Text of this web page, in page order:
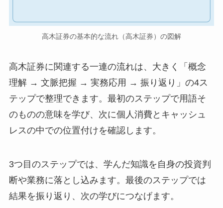
高木証券の基本的な流れ（高木証券）の図解
高木証券に関連する一連の流れは、大きく「概念
理解 → 文脈把握 → 実務応用 → 振り返り」の4ス
テップで整理できます。最初のステップで用語そ
のものの意味を学び、次に個人消費とキャッシュ
レスの中での位置付けを確認します。
3つ目のステップでは、学んだ知識を自身の投資判
断や業務に落とし込みます。最後のステップでは
結果を振り返り、次の学びにつなげます。